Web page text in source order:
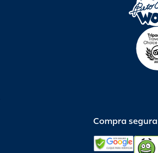
Compra segura